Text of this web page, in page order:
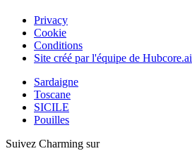
Privacy
Cookie
Conditions
Site créé par l'équipe de Hubcore.ai
Sardaigne
Toscane
SICILE
Pouilles
Suivez Charming sur